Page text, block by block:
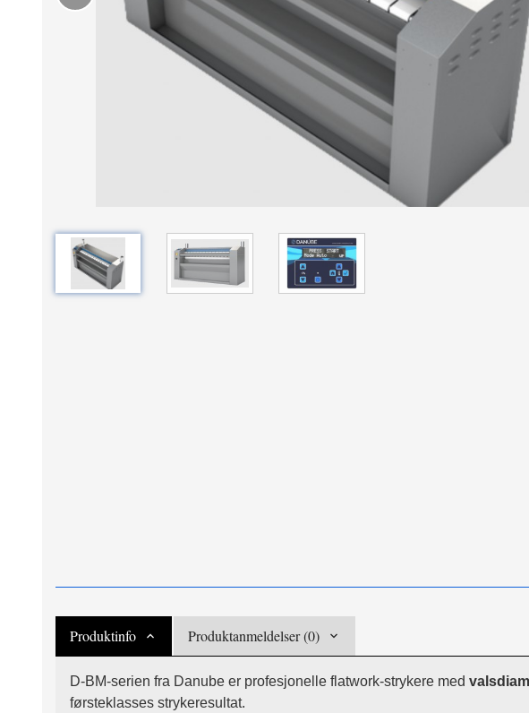
Produktinfo Produktanmeldelser (0)
D-BM-serien fra Danube er profesjonelle flatwork-strykere med
førsteklasses strykeresultat.